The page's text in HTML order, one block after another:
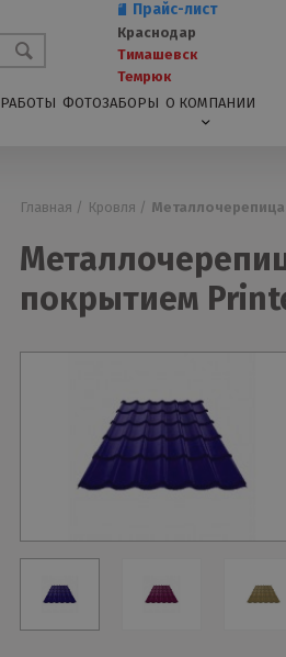
Прайс-лист
Краснодар
Тимашевск
Темрюк
РАБОТЫ ФОТОЗАБОРЫ О КОМПАНИИ
Главная / Кровля /
покрытием